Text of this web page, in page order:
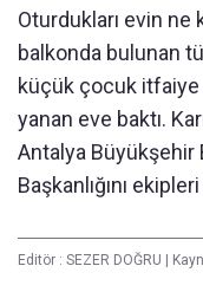
Oturdukları evin ne
balkonda bulunan
küçük çocuk itfaiye
yanan eve baktı.
Antalya Büyükşehir
Başkanlığını
Editör : SEZER DOĞRU |